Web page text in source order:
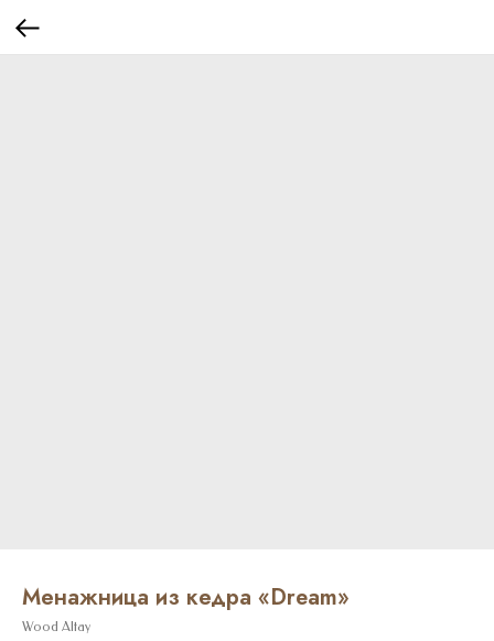
Менажница из кедра «Dream»
Wood Altay